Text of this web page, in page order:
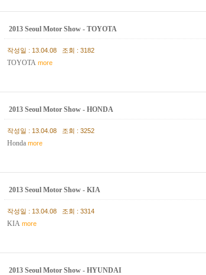
2013 Seoul Motor Show - TOYOTA
작성일 : 13.04.08 조회 : 3182
TOYOTA more
2013 Seoul Motor Show - HONDA
작성일 : 13.04.08 조회 : 3252
Honda more
2013 Seoul Motor Show - KIA
작성일 : 13.04.08 조회 : 3314
KIA more
2013 Seoul Motor Show - HYUNDAI